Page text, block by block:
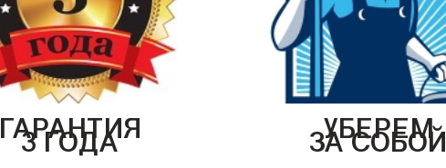
ГАРАНТИЯ
3 ГОДА УБЕРЕМ
ЗА СОБОЙ